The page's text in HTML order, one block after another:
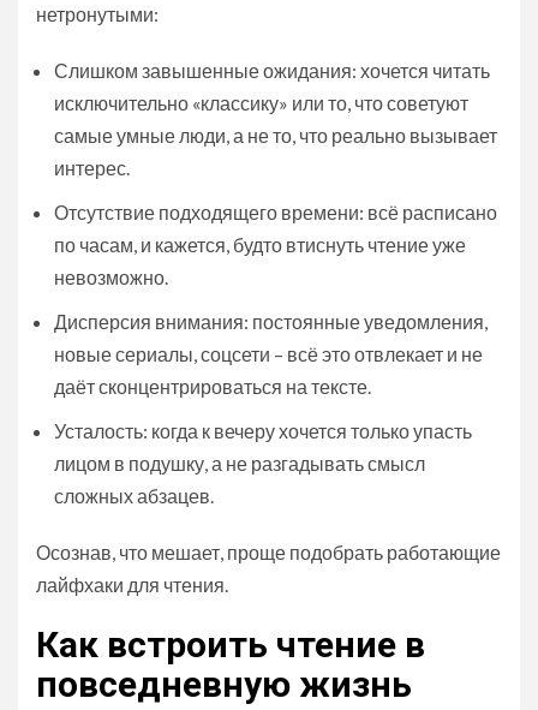
нетронутыми:
Слишком завышенные ожидания: хочется читать
исключительно «классику» или то, что советуют
самые умные люди, а не то, что реально вызывает
интерес.
Отсутствие подходящего времени: всё расписано
по часам, и кажется, будто втиснуть чтение уже
невозможно.
Дисперсия внимания: постоянные уведомления,
новые сериалы, соцсети – всё это отвлекает и не
даёт сконцентрироваться на тексте.
Усталость: когда к вечеру хочется только упасть
лицом в подушку, а не разгадывать смысл
сложных абзацев.
Осознав, что мешает, проще подобрать работающие
лайфхаки для чтения.
Как встроить чтение в
повседневную жизнь